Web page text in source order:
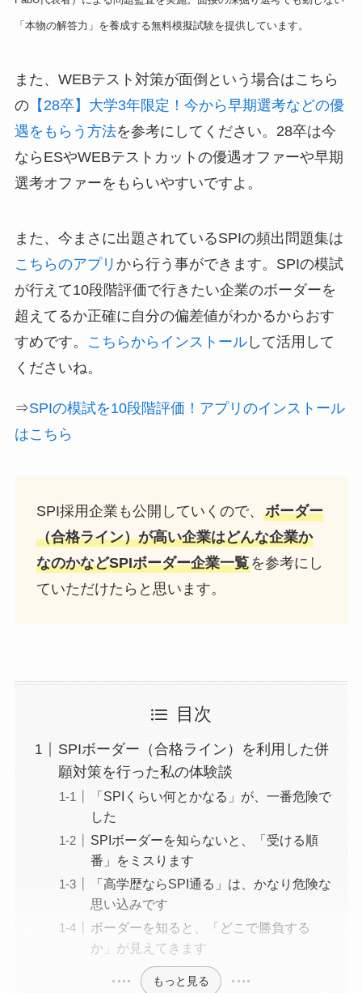
「本物の解答力」を養成する無料模擬試験を提供しています。
また、WEBテスト対策が面倒という場合はこちら
の【28卒】大学3年限定！今から早期選考などの優
遇をもらう方法を参考にしてください。28卒は今
ならESやWEBテストカットの優遇オファーや早期
選考オファーをもらいやすいですよ。
また、今まさに出題されているSPIの頻出問題集は
こちらのアプリ から行う事ができます。SPIの模試
が行えて10段階評価で行きたい企業のボーダーを
超えてるか正確に自分の偏差値がわかるからおす
すめです。
こちらからインストールして活用して
くださいね。
⇒SPIの模試を10段階評価！アプリのインストール
はこちら
SPI採用企業も公開していくので、 ボーダー
（合格ライン）が高い企業はどんな企業か
なのかなどSPIボーダー企業一覧を参考にし
ていただけたらと思います。
目次
SPIボーダー（合格ライン）を利用した併
願対策を行った私の体験談
「SPIくらい何とかなる」が、一番危険で
した
SPIボーダーを知らないと、「受ける順
番」をミスります
「高学歴ならSPI通る」は、かなり危険な
思い込みです
ボーダーを知ると、「どこで勝負する
か」が見えてきます
もっと見る